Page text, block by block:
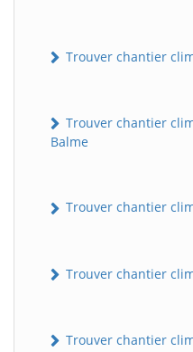
Trouver chantier
Trouver chantier
Balme
Trouver chantier
Trouver chantier
Trouver chantier